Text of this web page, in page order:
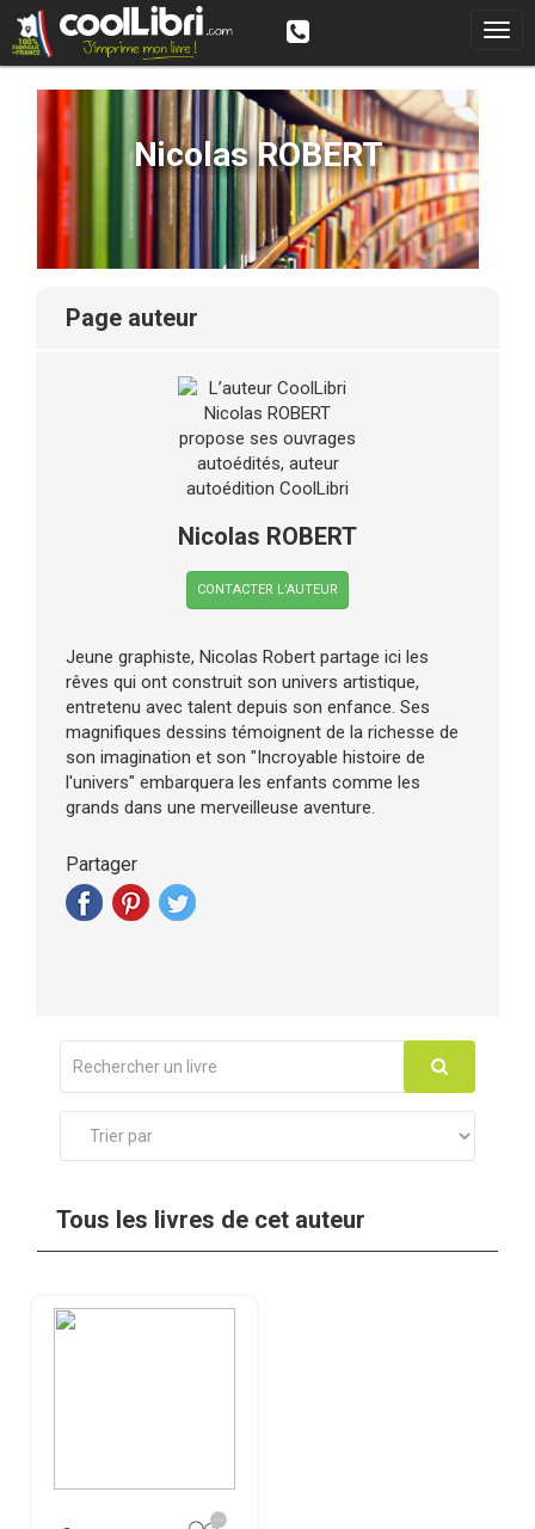
Nicolas ROBERT
page auteur
Nicolas ROBERT
CONTACTER L’AUTEUR
Jeune graphiste, Nicolas Robert partage ici les
rêves qui ont construit son univers artistique,
entretenu avec talent depuis son enfance. Ses
magnifiques dessins témoignent de la richesse de
son imagination et son "Incroyable histoire de
l'univers" embarquera les enfants comme les
grands dans une merveilleuse aventure.
Partager
Tous les livres de cet auteur